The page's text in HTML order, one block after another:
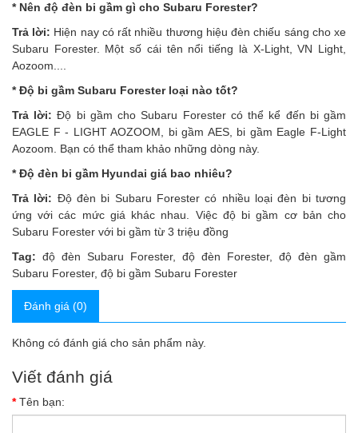
* Nên độ đèn bi gầm gì cho Subaru Forester?
Trả lời: Hiện nay có rất nhiều thương hiệu đèn chiếu sáng cho xe
Subaru Forester. Một số cái tên nổi tiếng là X-Light, VN Light,
Aozoom....
* Độ bi gầm Subaru Forester loại nào tốt?
Trả lời:Độ bi gầm cho Subaru Forester có thể kể đến bi gầm
EAGLE F - LIGHT AOZOOM, bi gầm AES, bi gầm Eagle F-Light
Aozoom. Bạn có thể tham khảo những dòng này.
* Độ đèn bi gầm Hyundai giá bao nhiêu?
Trả lời: Độ đèn bi Subaru Forester có nhiều loại đèn bi tương
ứng với các mức giá khác nhau. Việc độ bi gầm cơ bản cho
Subaru Forester với bi gầm từ 3 triệu đồng
Tag: độ đèn Subaru Forester, độ đèn Forester, độ đèn gầm
Subaru Forester, độ bi gầm Subaru Forester
Đánh giá (0)
Không có đánh giá cho sản phẩm này.
Viết đánh giá
Tên bạn: